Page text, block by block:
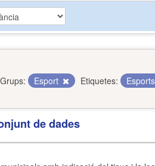
Grups: Esport Etiquetes: Esports
de dades